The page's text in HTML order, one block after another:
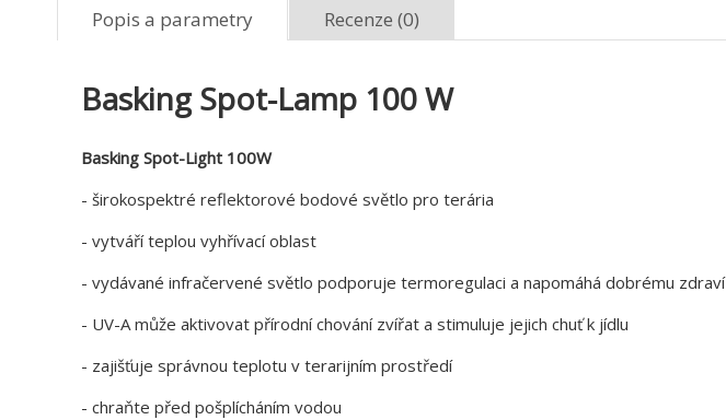
Popis a parametry Recenze (0)
Basking Spot-Lamp 100 W
Basking Spot-Light 100W
- širokospektré reflektorové bodové světlo pro terária
- vytváří teplou vyhřívací oblast
- vydávané infračervené světlo podporuje termoregulaci a napomáhá dobrému zdraví
- UV-A může aktivovat přírodní chování zvířat a stimuluje jejich chuť k jídlu
- zajišťuje správnou teplotu v terarijním prostředí
- chraňte před pošplícháním vodou